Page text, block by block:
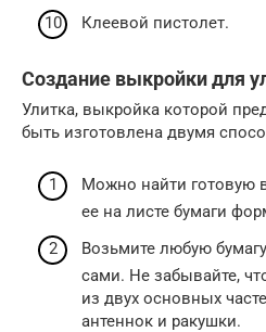
Клеевой пистолет.
Создание выкройки для
Улитка, выкройка которой
быть изготовлена двумя
Можно найти готовую
ее на листе бумаги
Возьмите любую
сами. Не забывайте,
из двух основных
антеннок и ракушки.